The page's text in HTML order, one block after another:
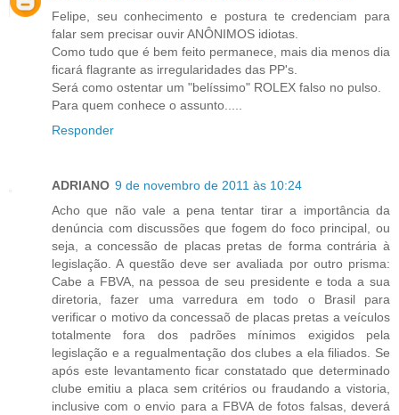
Felipe, seu conhecimento e postura te credenciam para
falar sem precisar ouvir ANÔNIMOS idiotas.
Como tudo que é bem feito permanece, mais dia menos dia
ficará flagrante as irregularidades das PP's.
Será como ostentar um "belíssimo" ROLEX falso no pulso.
Para quem conhece o assunto.....
Responder
ADRIANO 9 de novembro de 2011 às 10:24
Acho que não vale a pena tentar tirar a importância da
denúncia com discussões que fogem do foco principal, ou
seja, a concessão de placas pretas de forma contrária à
legislação. A questão deve ser avaliada por outro prisma:
Cabe a FBVA, na pessoa de seu presidente e toda a sua
diretoria, fazer uma varredura em todo o Brasil para
verificar o motivo da concessaõ de placas pretas a veículos
totalmente fora dos padrões mínimos exigidos pela
legislação e a regualmentação dos clubes a ela filiados. Se
após este levantamento ficar constatado que determinado
clube emitiu a placa sem critérios ou fraudando a vistoria,
inclusive com o envio para a FBVA de fotos falsas, deverá